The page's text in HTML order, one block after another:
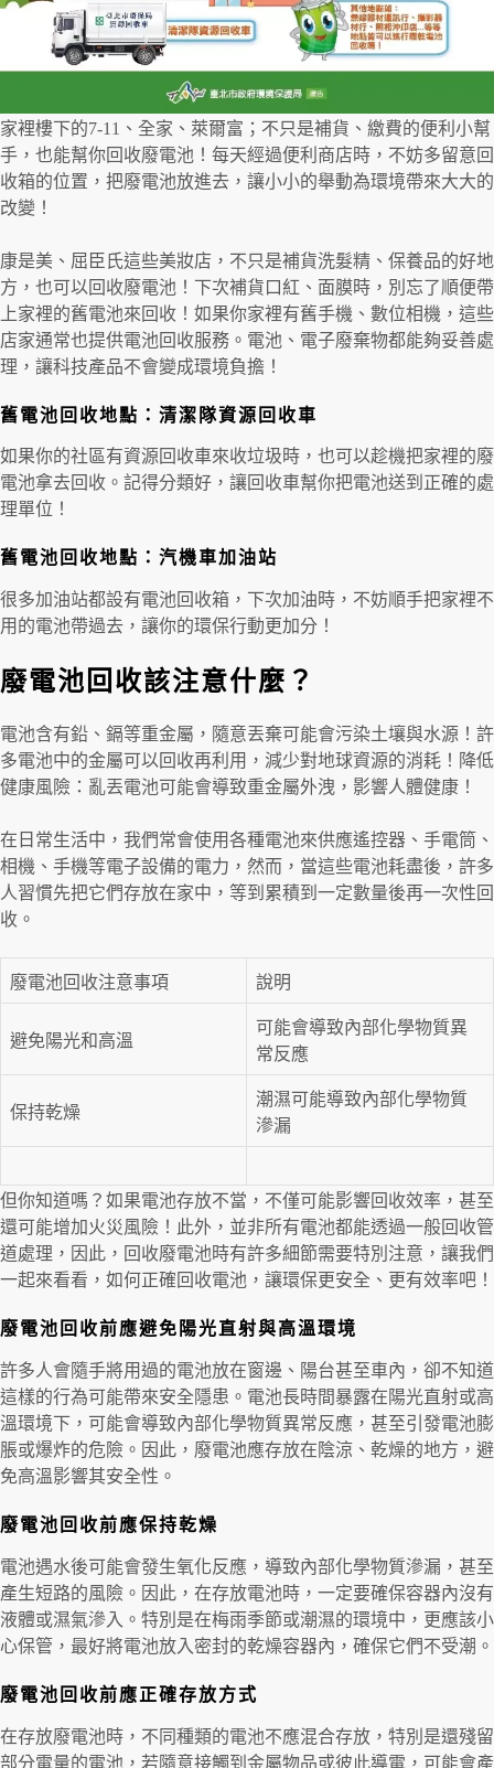
家裡樓下的7-11、全家、萊爾富；不只是補貨、繳費的便利小幫
手，也能幫你回收廢電池！每天經過便利商店時，不妨多留意回
收箱的位置，把廢電池放進去，讓小小的舉動為環境帶來大大的
改變！
康是美、屈臣氏這些美妝店，不只是補貨洗髮精、保養品的好地
方，也可以回收廢電池！下次補貨口紅、面膜時，別忘了順便帶
上家裡的舊電池來回收！如果你家裡有舊手機、數位相機，這些
店家通常也提供電池回收服務。電池、電子廢棄物都能夠妥善處
理，讓科技產品不會變成環境負擔！
舊電池回收地點：清潔隊資源回收車
如果你的社區有資源回收車來收垃圾時，也可以趁機把家裡的廢
電池拿去回收。記得分類好，讓回收車幫你把電池送到正確的處
理單位！
舊電池回收地點：汽機車加油站
很多加油站都設有電池回收箱，下次加油時，不妨順手把家裡不
用的電池帶過去，讓你的環保行動更加分！
廢電池回收該注意什麼？
電池含有鉛、鎘等重金屬，隨意丟棄可能會污染土壤與水源！許
多電池中的金屬可以回收再利用，減少對地球資源的消耗！降低
健康風險：亂丟電池可能會導致重金屬外洩，影響人體健康！
在日常生活中，我們常會使用各種電池來供應遙控器、手電筒、
相機、手機等電子設備的電力，然而，當這些電池耗盡後，許多
人習慣先把它們存放在家中，等到累積到一定數量後再一次性回
收。
廢電池回收注意事項 說明
避免陽光和高溫
可能會導致內部化學物質異
常反應
保持乾燥
潮濕可能導致內部化學物質
滲漏
但你知道嗎？如果電池存放不當，不僅可能影響回收效率，甚至
還可能增加火災風險！此外，並非所有電池都能透過一般回收管
道處理，因此，回收廢電池時有許多細節需要特別注意，讓我們
一起來看看，如何正確回收電池，讓環保更安全、更有效率吧！
廢電池回收前應避免陽光直射與高溫環境
許多人會隨手將用過的電池放在窗邊、陽台甚至車內，卻不知道
這樣的行為可能帶來安全隱患。電池長時間暴露在陽光直射或高
溫環境下，可能會導致內部化學物質異常反應，甚至引發電池膨
脹或爆炸的危險。因此，廢電池應存放在陰涼、乾燥的地方，避
免高溫影響其安全性。
廢電池回收前應保持乾燥
電池遇水後可能會發生氧化反應，導致內部化學物質滲漏，甚至
產生短路的風險。因此，在存放電池時，一定要確保容器內沒有
液體或濕氣滲入。特別是在梅雨季節或潮濕的環境中，更應該小
心保管，最好將電池放入密封的乾燥容器內，確保它們不受潮。
廢電池回收前應正確存放方式
在存放廢電池時，不同種類的電池不應混合存放，特別是還殘留
部分電量的電池，若隨意接觸到金屬物品或彼此導電，可能會產